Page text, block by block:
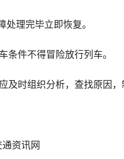
理完毕立即恢复。
条件不得冒险放行列车。
及时组织分析，查找原因，
资讯网